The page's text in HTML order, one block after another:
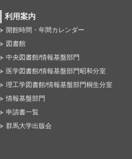
利用案内
開館時間・年間カレンダー
図書館
中央図書館/情報基盤部門
医学図書館/情報基盤部門昭和分室
理工学図書館/情報基盤部門桐生分室
情報基盤部門
申請書一覧
群馬大学出版会